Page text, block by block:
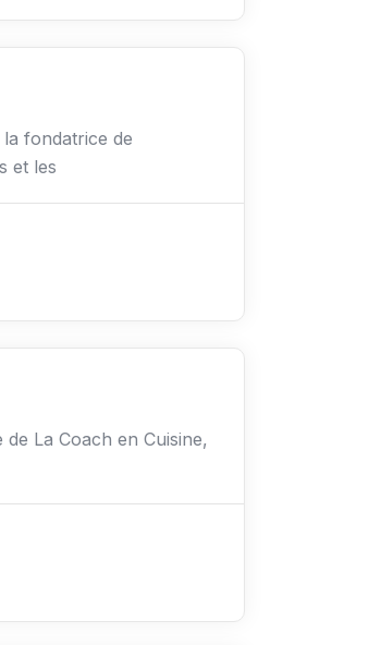
fondatrice de
et les
La Coach en Cuisine,